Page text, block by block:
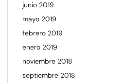
junio 2019
mayo 2019
febrero 2019
enero 2019
noviembre 2018
septiembre 2018